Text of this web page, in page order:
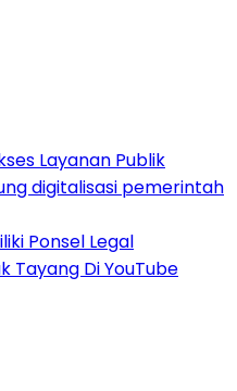
Layanan Publik
digitalisasi pemerintah
Ponsel Legal
Tayang Di YouTube